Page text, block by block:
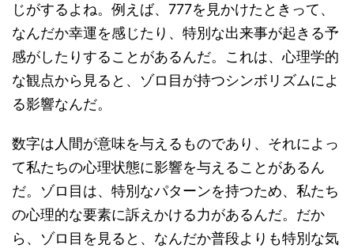
じがするよね。例えば、777を見かけたときって、
なんだか幸運を感じたり、特別な出来事が起きる予
感がしたりすることがあるんだ。これは、心理学的
な観点から見ると、ゾロ目が持つシンボリズムによ
る影響なんだ。
数字は人間が意味を与えるものであり、それによっ
て私たちの心理状態に影響を与えることがあるん
だ。ゾロ目は、特別なパターンを持つため、私たち
の心理的な要素に訴えかける力があるんだ。だか
ら、ゾロ目を見ると、なんだか普段よりも特別な気